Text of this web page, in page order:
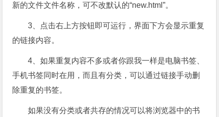
新的文件文件名称，可不改默认的“new.html”。
3、点击右上方按钮即可运行，界面下方会显示重复
的链接内容。
4、如果重复内容不多或者你跟我一样是电脑书签、
手机书签同时在用，而且有分类，可以通过链接手动删
除重复的书签。
如果没有分类或者共存的情况可以将浏览器中的书